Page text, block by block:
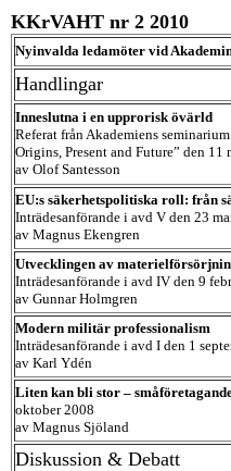
KKrVAHT nr 2 2010
Nyinvalda ledamöter vid
Handlingar
Inneslutna i en upprorisk övärld
Referat från Akademiens
Origins, Present and Future” den 11
av Olof Santesson
EU:s säkerhetspolitiska roll: från
Inträdesanförande i avd V den 23
av Magnus Ekengren
Utvecklingen av
Inträdesanförande i avd IV den 9
av Gunnar Holmgren
Modern militär professionalism
Inträdesanförande i avd I den 1
av Karl Ydén
Liten kan bli stor –
oktober 2008
av Magnus Sjöland
Diskussion & Debatt